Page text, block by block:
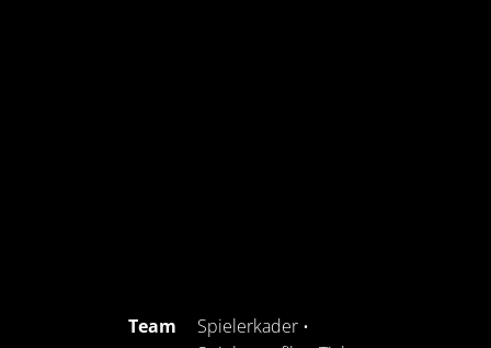
Team Spielerkader •